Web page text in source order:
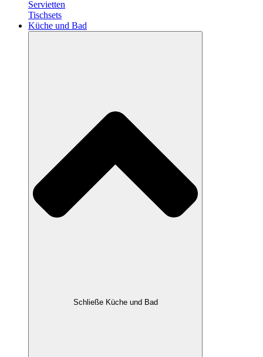
Servietten
Tischsets
Küche und Bad
Schließe Küche und Bad